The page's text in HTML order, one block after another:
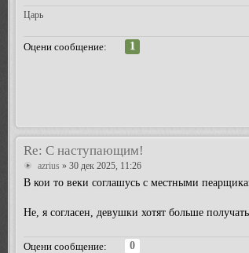
Царь
Оцени сообщение: 1
Re: С наступающим!
azrius » 30 дек 2025, 11:26
В кои то веки соглашусь с местными
Не, я согласен, девушки хотят больше
Оцени сообщение: 0